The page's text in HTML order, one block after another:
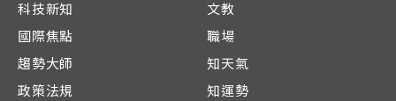
科技新知
國際焦點
趨勢大師
政策法規
文教
職場
知天氣
知運勢